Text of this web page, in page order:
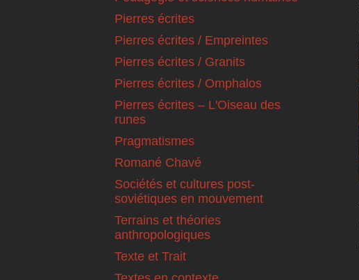
Pierres écrites
Pierres écrites / Empreintes
Pierres écrites / Granits
Pierres écrites / Omphalos
Pierres écrites – L'Oiseau des
runes
Pragmatismes
Romané Chavé
Sociétés et cultures post-
soviétiques en mouvement
Terrains et théories
anthropologiques
Texte et Trait